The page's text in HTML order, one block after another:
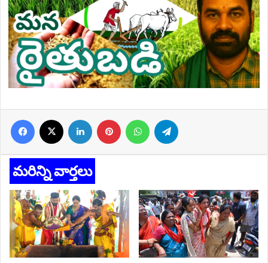
Facebook LinkedIn Pinterest WhatsApp
మరిన్ని వార్తలు